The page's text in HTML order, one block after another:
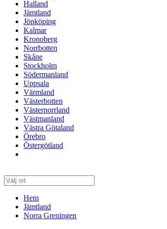
Halland
Jämtland
Jönköping
Kalmar
Kronoberg
Norrbotten
Skåne
Stockholm
Södermanland
Uppsala
Värmland
Västerbotten
Västernorrland
Västmanland
Västra Götaland
Örebro
Östergötland
Hem
Jämtland
Norra Greningen